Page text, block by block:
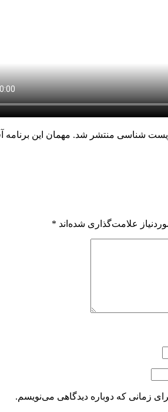
شناسی منتشر شد. مهمان این
علامت‌گذاری شده‌اند *
زمانی که دوباره دیدگاهی می‌نویسم.